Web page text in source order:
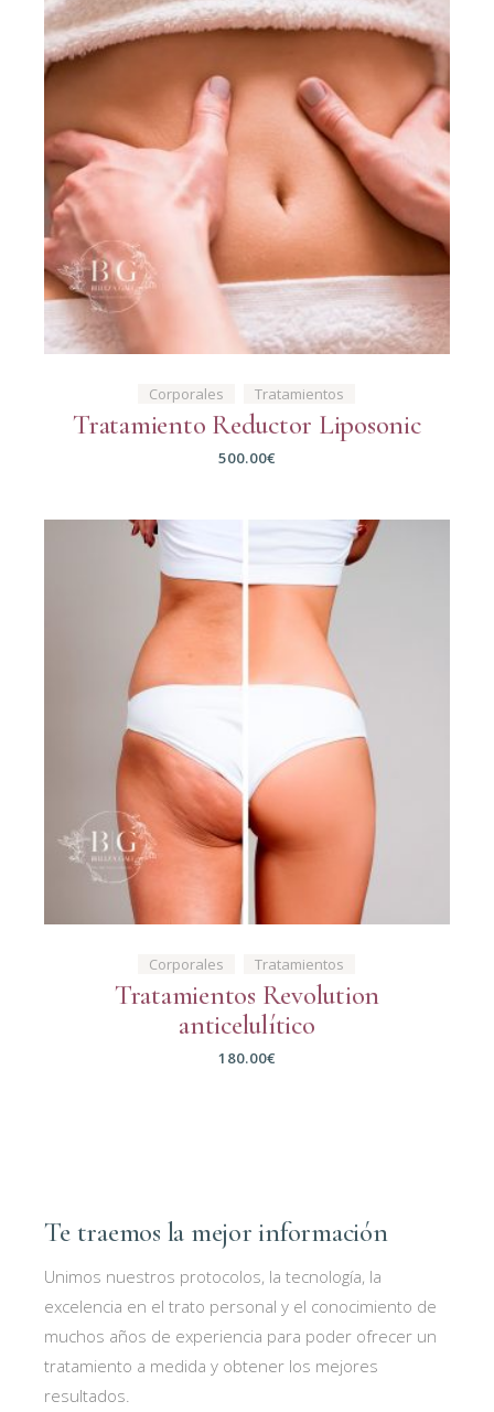
Corporales Tratamientos
Tratamiento Reductor Liposonic
500.00€
Corporales Tratamientos
Tratamientos Revolution
anticelulítico
180.00€
Te traemos la mejor información
Unimos nuestros protocolos, la tecnología, la
excelencia en el trato personal y el conocimiento de
muchos años de experiencia para poder ofrecer un
tratamiento a medida y obtener los mejores
resultados.